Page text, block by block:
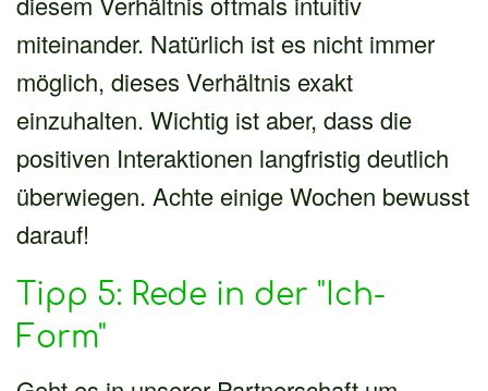
miteinander. Natürlich ist es nicht immer
möglich, dieses Verhältnis exakt
einzuhalten. Wichtig ist aber, dass die
positiven Interaktionen langfristig deutlich
überwiegen. Achte einige Wochen bewusst
darauf!
Tipp 5: Rede in der "Ich-
Form"